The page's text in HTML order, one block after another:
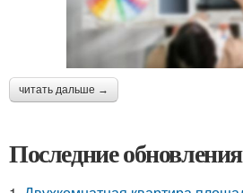
читать дальше →
Последние